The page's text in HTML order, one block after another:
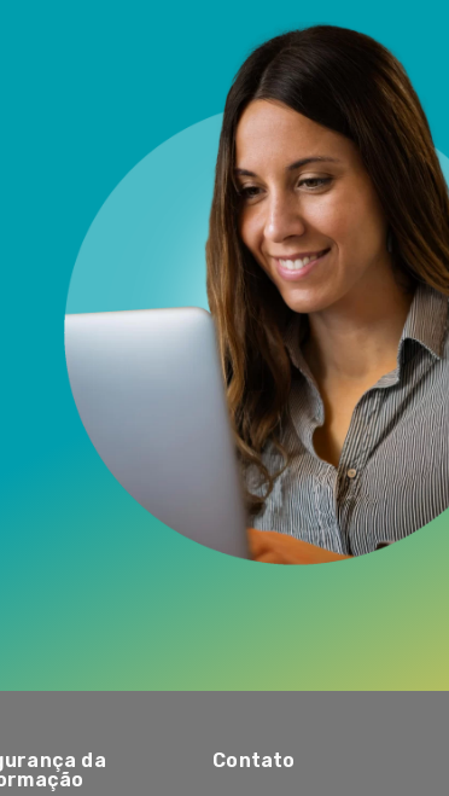
da
Contato